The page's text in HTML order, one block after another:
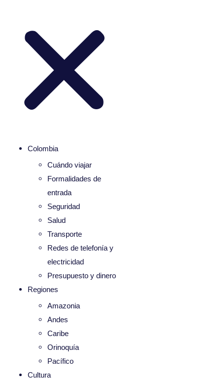
Colombia
Cuándo viajar
Formalidades de
entrada
Seguridad
Salud
Transporte
Redes de telefonía y
electricidad
Presupuesto y dinero
Regiones
Amazonia
Andes
Caribe
Orinoquía
Pacífico
Cultura